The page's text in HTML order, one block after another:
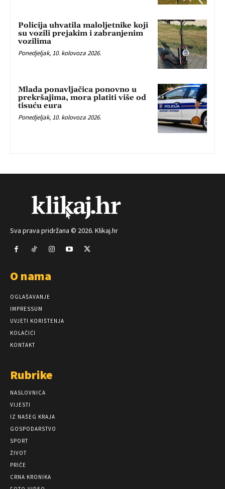
Policija uhvatila maloljetnike koji
su vozili prejakim i zabranjenim
vozilima
Ponedjeljak, 10. kolovoza 2026.
Mlada ponavljačica ponovno u
prekršajima, mora platiti više od
tisuću eura
Ponedjeljak, 10. kolovoza 2026.
Sva prava pridržana © 2026. Klikaj.hr
O nama
OGLAŠAVANJE
IMPRESSUM
UVJETI KORIŠTENJA
KOLAČIĆI
KONTAKT
Rubrike
NASLOVNICA
VIJESTI
IZ NAŠEG KRAJA
GOSPODARSTVO
SPORT
ŽIVOT
PRIČE
CRNA KRONIKA